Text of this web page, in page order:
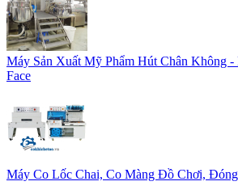
Máy Sản Xuất Mỹ Phẩm Hút Chân Không
Face
Máy Co Lốc Chai, Co Màng Đồ Chơi,